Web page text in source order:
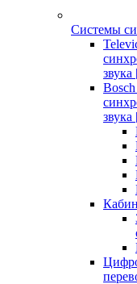
Системы
звука
звука